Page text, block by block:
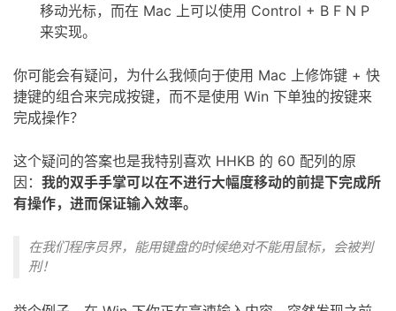
移动光标，而在 Mac 上可以使用 Control + B F N P
来实现。
你可能会有疑问，为什么我倾向于使用 Mac 上修饰键 + 快
捷键的组合来完成按键，而不是使用 Win 下单独的按键来
完成操作？
这个疑问的答案也是我特别喜欢 HHKB 的 60 配列的原
因： 我的双手手掌可以在不进行大幅度移动的前提下完成所
有操作，进而保证输入效率。
在我们程序员界，能用键盘的时候绝对不能用鼠标，会被判
刑！